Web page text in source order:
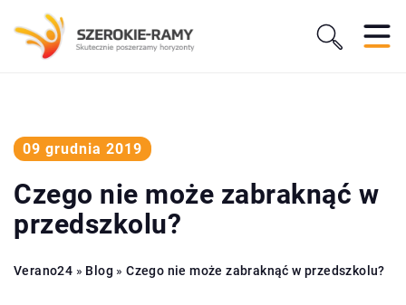
09 grudnia 2019
Czego nie może zabraknąć w
przedszkolu?
Verano24 » Blog »Czego nie może zabraknąć w przedszkolu?